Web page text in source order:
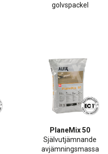
golvspackel
PlaneMix 50
Självutjämnande
avjämningsmassa